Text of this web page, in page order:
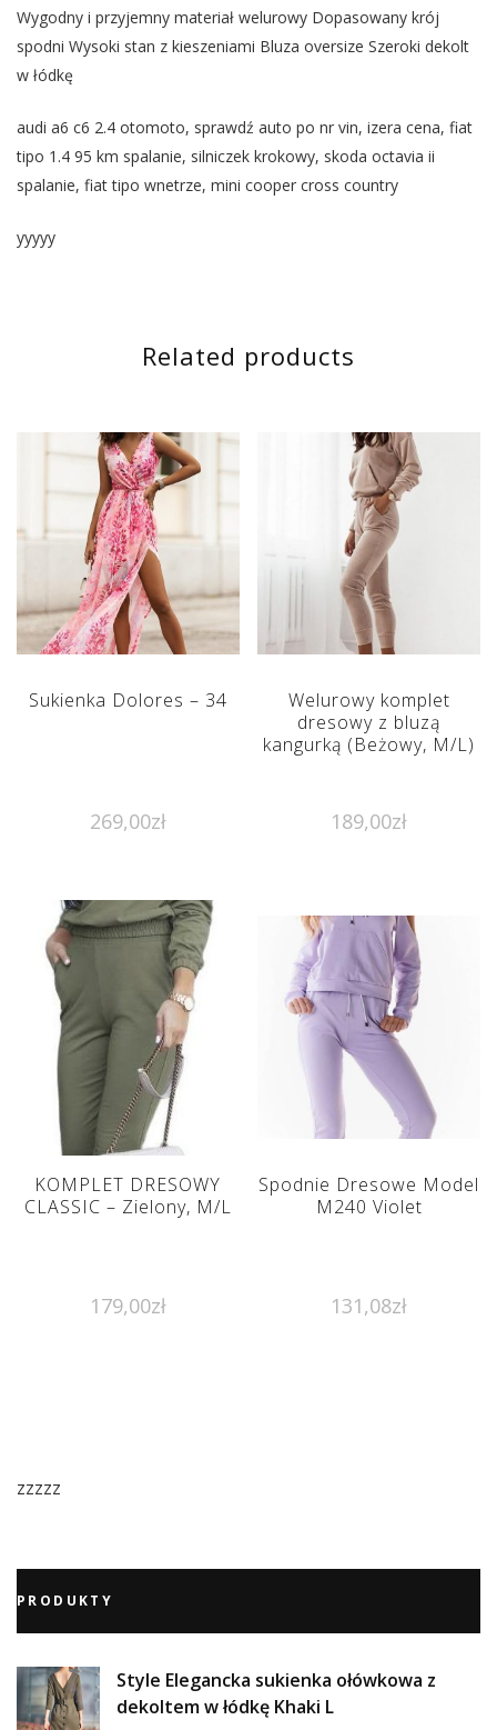
Wygodny i przyjemny materiał welurowy Dopasowany krój
spodni Wysoki stan z kieszeniami Bluza oversize Szeroki dekolt
w łódkę
audi a6 c6 2.4 otomoto, sprawdź auto po nr vin, izera cena, fiat
tipo 1.4 95 km spalanie, silniczek krokowy, skoda octavia ii
spalanie, fiat tipo wnetrze, mini cooper cross country
yyyyy
Related products
Sukienka Dolores – 34
269,00zł
Welurowy komplet
dresowy z bluzą
kangurką (Beżowy, M/L)
189,00zł
KOMPLET DRESOWY
CLASSIC – Zielony, M/L
179,00zł
Spodnie Dresowe Model
M240 Violet
131,08zł
zzzzz
PRODUKTY
Style Elegancka sukienka ołówkowa z
dekoltem w łódkę Khaki L